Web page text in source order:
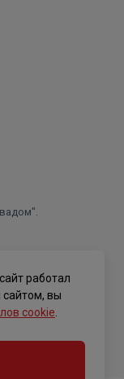
работал
сайтом, вы
cookie